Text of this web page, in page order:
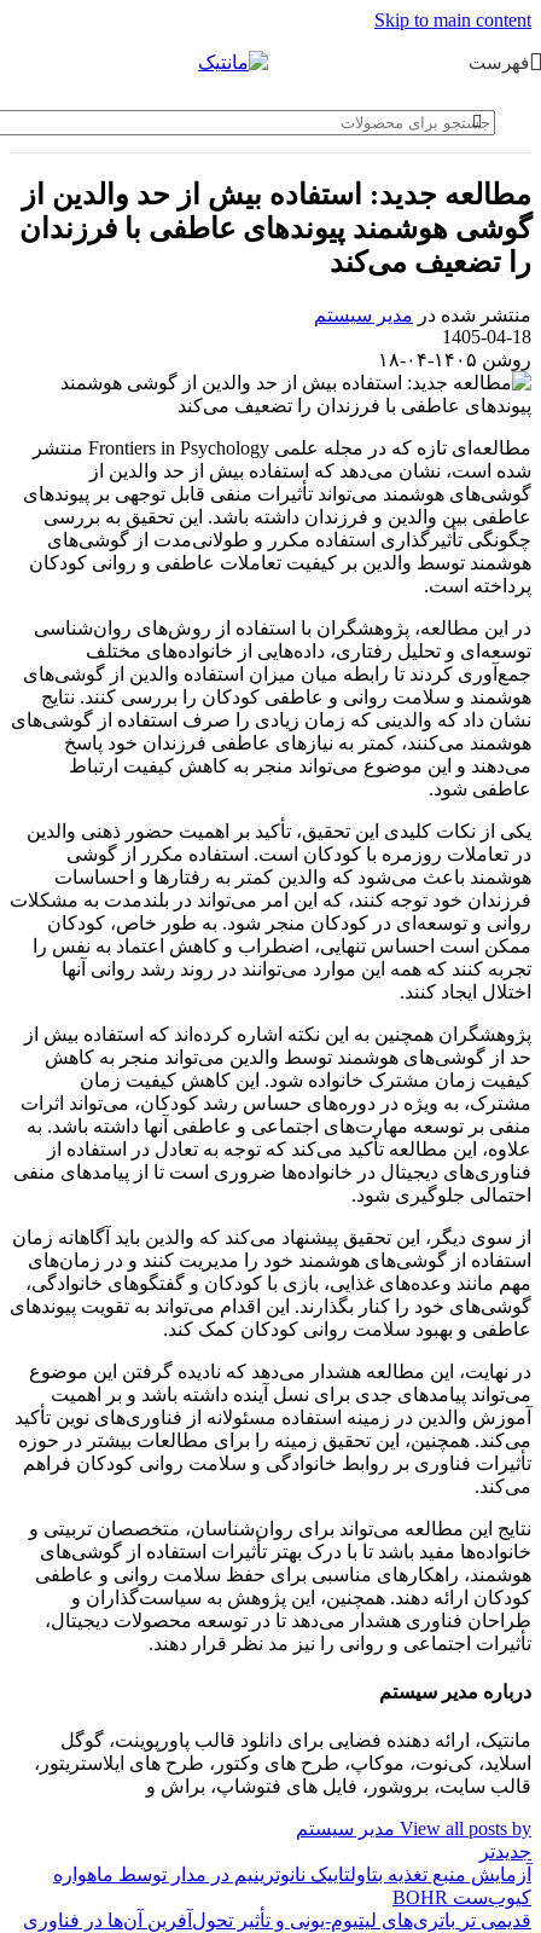
Skip to main content
فهرست
مطالعه جدید: استفاده بیش از حد والدین از
گوشی هوشمند پیوندهای عاطفی با فرزندان
را تضعیف می‌کند
منتشر شده در مدیر سیستم
1405-04-18
روشن ۱۴۰۵-۰۴-۱۸
مطالعه‌ای تازه که در مجله علمی Frontiers in Psychology منتشر
شده است، نشان می‌دهد که استفاده بیش از حد والدین از
گوشی‌های هوشمند می‌تواند تأثیرات منفی قابل توجهی بر پیوندهای
عاطفی بین والدین و فرزندان داشته باشد. این تحقیق به بررسی
چگونگی تأثیرگذاری استفاده مکرر و طولانی‌مدت از گوشی‌های
هوشمند توسط والدین بر کیفیت تعاملات عاطفی و روانی کودکان
پرداخته است.
در این مطالعه، پژوهشگران با استفاده از روش‌های روان‌شناسی
توسعه‌ای و تحلیل رفتاری، داده‌هایی از خانواده‌های مختلف
جمع‌آوری کردند تا رابطه میان میزان استفاده والدین از گوشی‌های
هوشمند و سلامت روانی و عاطفی کودکان را بررسی کنند. نتایج
نشان داد که والدینی که زمان زیادی را صرف استفاده از گوشی‌های
هوشمند می‌کنند، کمتر به نیازهای عاطفی فرزندان خود پاسخ
می‌دهند و این موضوع می‌تواند منجر به کاهش کیفیت ارتباط
عاطفی شود.
یکی از نکات کلیدی این تحقیق، تأکید بر اهمیت حضور ذهنی والدین
در تعاملات روزمره با کودکان است. استفاده مکرر از گوشی
هوشمند باعث می‌شود که والدین کمتر به رفتارها و احساسات
فرزندان خود توجه کنند، که این امر می‌تواند در بلندمدت به مشکلات
روانی و توسعه‌ای در کودکان منجر شود. به طور خاص، کودکان
ممکن است احساس تنهایی، اضطراب و کاهش اعتماد به نفس را
تجربه کنند که همه این موارد می‌توانند در روند رشد روانی آنها
اختلال ایجاد کنند.
پژوهشگران همچنین به این نکته اشاره کرده‌اند که استفاده بیش از
حد از گوشی‌های هوشمند توسط والدین می‌تواند منجر به کاهش
کیفیت زمان مشترک خانواده شود. این کاهش کیفیت زمان
مشترک، به ویژه در دوره‌های حساس رشد کودکان، می‌تواند اثرات
منفی بر توسعه مهارت‌های اجتماعی و عاطفی آنها داشته باشد. به
علاوه، این مطالعه تأکید می‌کند که توجه به تعادل در استفاده از
فناوری‌های دیجیتال در خانواده‌ها ضروری است تا از پیامدهای منفی
احتمالی جلوگیری شود.
از سوی دیگر، این تحقیق پیشنهاد می‌کند که والدین باید آگاهانه زمان
استفاده از گوشی‌های هوشمند خود را مدیریت کنند و در زمان‌های
مهم مانند وعده‌های غذایی، بازی با کودکان و گفتگوهای خانوادگی،
گوشی‌های خود را کنار بگذارند. این اقدام می‌تواند به تقویت پیوندهای
عاطفی و بهبود سلامت روانی کودکان کمک کند.
در نهایت، این مطالعه هشدار می‌دهد که نادیده گرفتن این موضوع
می‌تواند پیامدهای جدی برای نسل آینده داشته باشد و بر اهمیت
آموزش والدین در زمینه استفاده مسئولانه از فناوری‌های نوین تأکید
می‌کند. همچنین، این تحقیق زمینه را برای مطالعات بیشتر در حوزه
تأثیرات فناوری بر روابط خانوادگی و سلامت روانی کودکان فراهم
می‌کند.
نتایج این مطالعه می‌تواند برای روان‌شناسان، متخصصان تربیتی و
خانواده‌ها مفید باشد تا با درک بهتر تأثیرات استفاده از گوشی‌های
هوشمند، راهکارهای مناسبی برای حفظ سلامت روانی و عاطفی
کودکان ارائه دهند. همچنین، این پژوهش به سیاست‌گذاران و
طراحان فناوری هشدار می‌دهد تا در توسعه محصولات دیجیتال،
تأثیرات اجتماعی و روانی را نیز مد نظر قرار دهند.
درباره مدیر سیستم
مانتیک، ارائه دهنده فضایی برای دانلود قالب پاورپوینت، گوگل
اسلاید، کی‌نوت، موکاپ، طرح های وکتور، طرح های ایلاستریتور،
قالب سایت، بروشور، فایل های فتوشاپ، براش و
View all posts by مدیر سیستم
جدیدتر
آزمایش منبع تغذیه بتاولتاییک نانوترینیم در مدار توسط ماهواره
کیوب‌ست BOHR
قدیمی تر باتری‌های لیتیوم-یونی و تأثیر تحول‌آفرین آن‌ها در فناوری